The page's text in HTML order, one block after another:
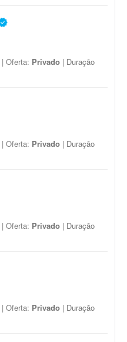
| Oferta: Privado | Duração
| Oferta: Privado | Duração
| Oferta: Privado | Duração
| Oferta: Privado | Duração